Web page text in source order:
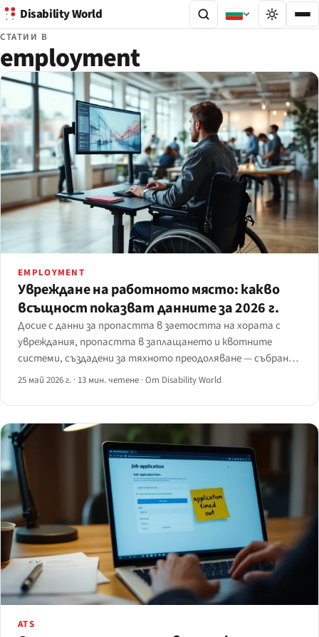
Disability World
СТАТИИ В
employment
EMPLOYMENT
Увреждане на работното място: какво
всъщност показват данните за 2026 г.
Досие с данни за пропастта в заетостта на хората с
увреждания, пропастта в заплащането и квотните
системи, създадени за тяхното преодоляване — събрано
от данни на ILO, WHO, Eurostat, US BLS, OECD и JAN, с всяка
25 май 2026 г. · 13 мин. четене ·От Disability World
ATS